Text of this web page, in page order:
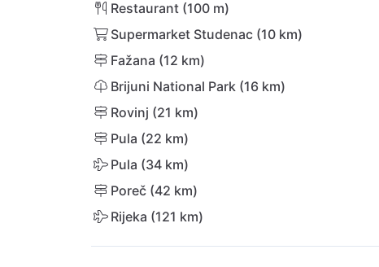
Restaurant (100 m)
Supermarket Studenac (10 km)
Fažana (12 km)
Brijuni National Park (16 km)
Rovinj (21 km)
Pula (22 km)
Pula (34 km)
Poreč (42 km)
Rijeka (121 km)